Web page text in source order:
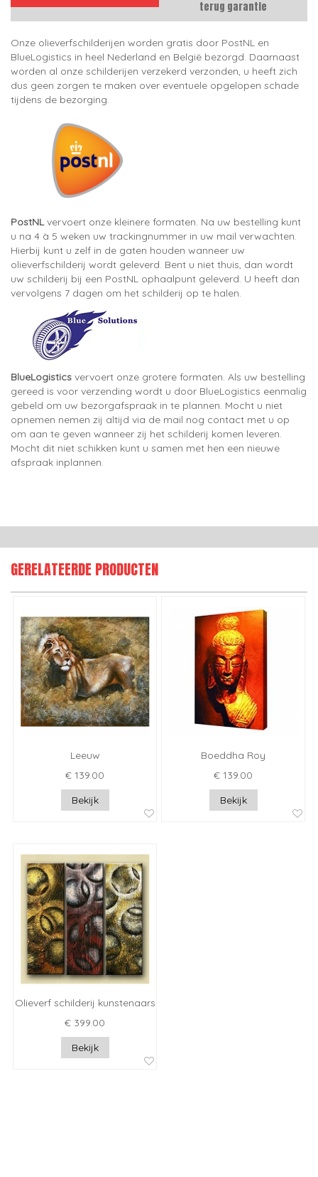
terug garantie
Onze olieverfschilderijen worden gratis door PostNL en
BlueLogistics in heel Nederland en België bezorgd. Daarnaast
worden al onze schilderijen verzekerd verzonden, u heeft zich
dus geen zorgen te maken over eventuele opgelopen schade
tijdens de bezorging.
PostNLvervoert onze kleinere formaten. Na uw bestelling kunt
u na 4 à 5 weken uw trackingnummer in uw mail verwachten.
Hierbij kunt u zelf in de gaten houden wanneer uw
olieverfschilderij wordt geleverd. Bent u niet thuis, dan wordt
uw schilderij bij een PostNL ophaalpunt geleverd. U heeft dan
vervolgens 7 dagen om het schilderij op te halen.
BlueLogistics vervoert onze grotere formaten. Als uw bestelling
gereed is voor verzending wordt u door BlueLogistics eenmalig
gebeld om uw bezorgafspraak in te plannen. Mocht u niet
opnemen nemen zij altijd via de mail nog contact met u op
om aan te geven wanneer zij het schilderij komen leveren.
Mocht dit niet schikken kunt u samen met hen een nieuwe
afspraak inplannen.
GERELATEERDE PRODUCTEN
Leeuw
€ 139.00
Bekijk
Boeddha Roy
€ 139.00
Bekijk
Olieverf schilderij kunstenaars
€ 399.00
Bekijk